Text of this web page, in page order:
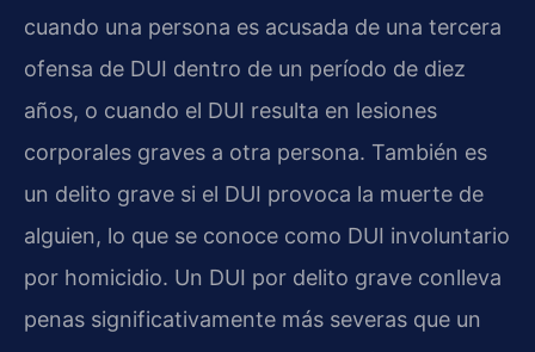
cuando una persona es acusada de una tercera
ofensa de DUI dentro de un período de diez
años, o cuando el DUI resulta en lesiones
corporales graves a otra persona. También es
un delito grave si el DUI provoca la muerte de
alguien, lo que se conoce como DUI involuntario
por homicidio. Un DUI por delito grave conlleva
penas significativamente más severas que un